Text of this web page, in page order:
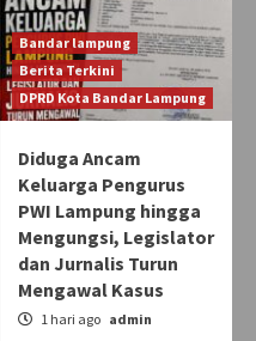
Bandar lampung
Berita Terkini
DPRD Kota Bandar Lampung
Diduga Ancam
Keluarga Pengurus
PWI Lampung hingga
Mengungsi, Legislator
dan Jurnalis Turun
Mengawal Kasus
1 hari ago admin